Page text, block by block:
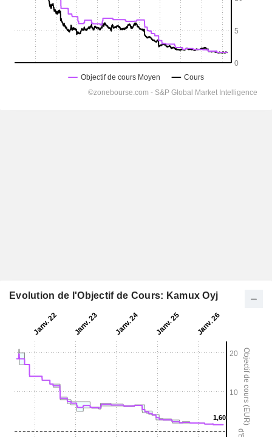
Evolution de l'Objectif de Cours: Kamux Oyj